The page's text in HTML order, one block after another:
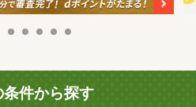
条件から探す